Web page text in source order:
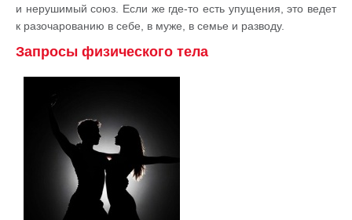
и нерушимый союз. Если же где-то есть упущения, это ведет
к разочарованию в себе, в муже, в семье и разводу.
Запросы физического тела